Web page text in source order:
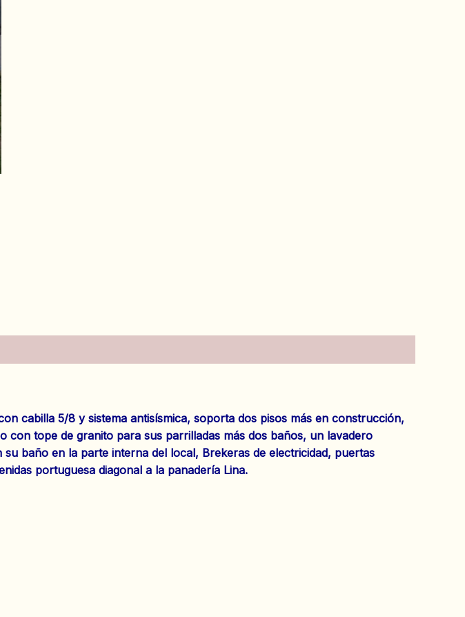
cabilla 5/8 y sistema antisísmica, soporta dos pisos más en construcción,
con tope de granito para sus parrilladas más dos baños, un lavadero
baño en la parte interna del local, Brekeras de electricidad, puertas
portuguesa diagonal a la panadería Lina.